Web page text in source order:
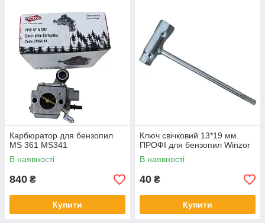
Карбюратор для бензопил
MS 361 MS341
В наявності
840 ₴
Купити
Ключ свічковий 13*19 мм.
ПРОФІ для бензопил Winzor
В наявності
40 ₴
Купити